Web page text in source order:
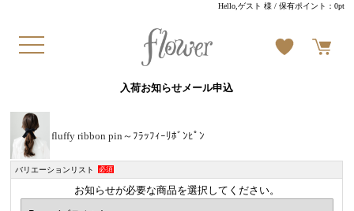
Hello,ゲスト 様 / 保有ポイント：0pt
入荷お知らせメール申込
fluffy ribbon pin～ﾌﾗｯﾌｨｰﾘﾎﾞﾝﾋﾟﾝ
バリエーションリスト 必須
お知らせが必要な商品を選択してください。